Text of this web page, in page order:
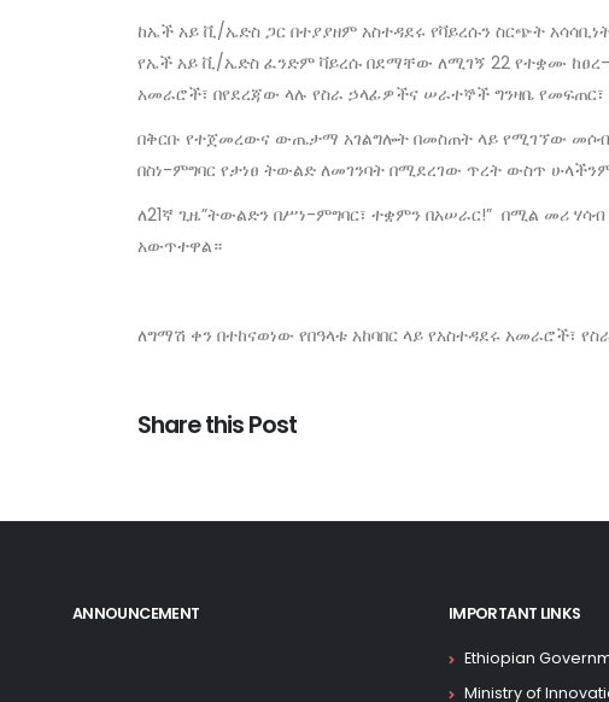
ከኤች አይ ቪ/ኤድስ ጋር በተያያዘም አስተዳደሩ የቫይረሱን ስርጭት
የኤች አይ ቪ/ኤድስ ፈንድም ቫይረሱ በደማቸው ለሚገኝ 22 የተቋሙ ከፀረ-
አመራሮች፣ በየደረጃው ላሉ የስራ ኃላፊዎችና ሠራተኞች ግንዛቤ
በቅርቡ የተጀመረውና ውጤታማ አገልግሎት በመስጠት ላይ የሚገኘው መሶብ
በስነ-ምግባር የታነፀ ትውልድ ለመገንባት በሚደረገው ጥረት ውስጥ
ለ21ኛ ጊዜ”ትውልድን በሥነ-ምግባር፣ ተቋምን በአሠራር!” በሚል መሪ
አውጥተዋል።
ለግማሽ ቀን በተከናወነው የበዓላቱ አከባበር ላይ የአስተዳደሩ
Share this Post
ANNOUNCEMENT IMPORTANT LINKS
Ethiopian
Ministry of